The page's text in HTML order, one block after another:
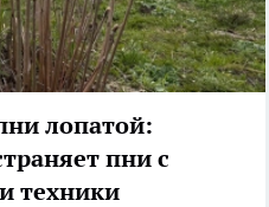
лопатой:
пни с
техники